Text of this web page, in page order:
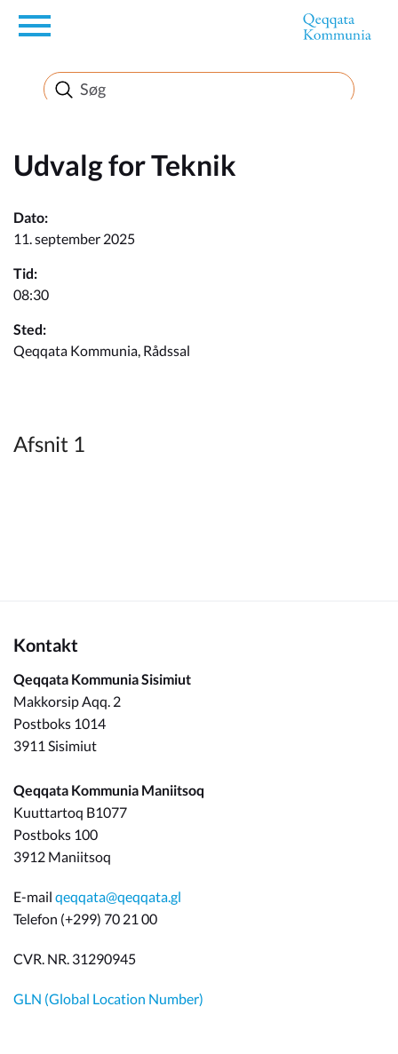
en
Borger
Erhverv
Politik
Turisme
Selvbetjening
Udvalg for Teknik
Dato:
11. september 2025
Tid:
08:30
Sted:
Qeqqata Kommunia, Rådssal
Afsnit 1
Kontakt
Qeqqata Kommunia Sisimiut
Makkorsip Aqq. 2
Postboks 1014
3911 Sisimiut
Qeqqata Kommunia Maniitsoq
Kuuttartoq B1077
Postboks 100
3912 Maniitsoq
E-mail qeqqata@qeqqata.gl
Telefon (+299) 70 21 00
CVR. NR. 31290945
GLN (Global Location Number)